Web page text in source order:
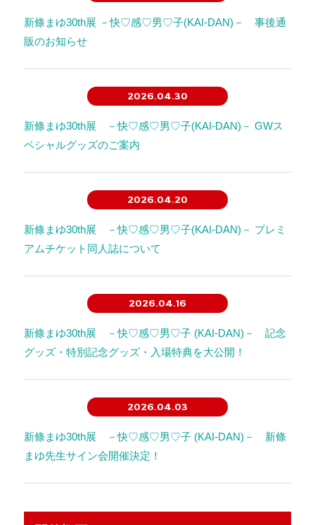
新條まゆ30th展 －快♡感♡男♡子(KAI-DAN)－ 事後通
販のお知らせ
2026.04.30
新條まゆ30th展 －快♡感♡男♡子(KAI-DAN)－ GWス
ペシャルグッズのご案内
2026.04.20
新條まゆ30th展 －快♡感♡男♡子(KAI-DAN)－ プレミ
アムチケット同人誌について
2026.04.16
新條まゆ30th展 －快♡感♡男♡子 (KAI-DAN)－ 記念
グッズ・特別記念グッズ・入場特典を大公開！
2026.04.03
新條まゆ30th展 －快♡感♡男♡子 (KAI-DAN)－ 新條
まゆ先生サイン会開催決定！